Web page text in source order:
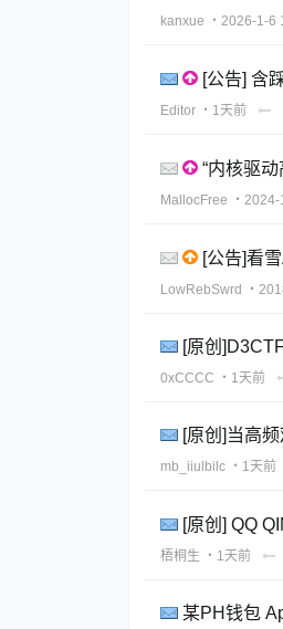
kanxue
・2026-1-6
[公告] 含
Editor ・1天前
“内核驱
MallocFree ・
[公告]看
LowRebSwrd
・
[原创
0xCCCC ・1天前
[原创]当高
mb_iiulbilc ・1天前
[原创] QQ
梧桐生 ・1天前
某PH钱包